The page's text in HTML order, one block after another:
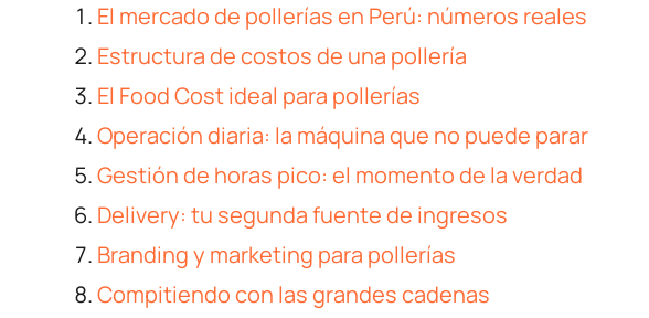
El mercado de pollerías en Perú: números reales
Estructura de costos de una pollería
El Food Cost ideal para pollerías
Operación diaria: la máquina que no puede parar
Gestión de horas pico: el momento de la verdad
Delivery: tu segunda fuente de ingresos
Branding y marketing para pollerías
Compitiendo con las grandes cadenas